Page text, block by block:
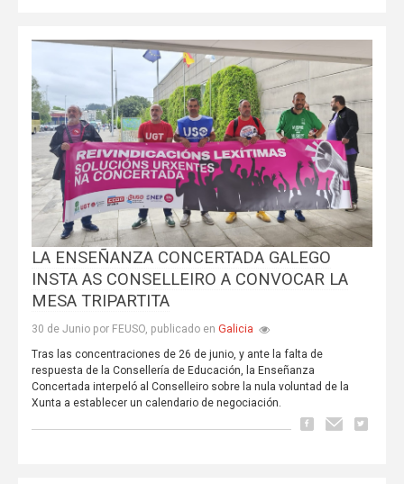
LA ENSEÑANZA CONCERTADA GALEGO
INSTA AS CONSELLEIRO A CONVOCAR LA
MESA TRIPARTITA
30 de Junio por FEUSO, publicado en Galicia
Tras las concentraciones de 26 de junio, y ante la falta de
respuesta de la Consellería de Educación, la Enseñanza
Concertada interpeló al Conselleiro sobre la nula voluntad de la
Xunta a establecer un calendario de negociación.